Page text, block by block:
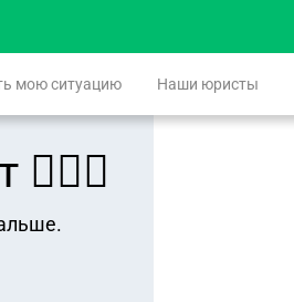
мою ситуацию Наши юристы